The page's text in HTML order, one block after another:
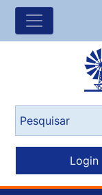
Login